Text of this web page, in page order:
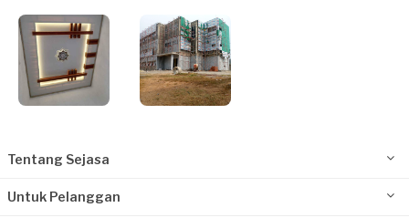
Tentang Sejasa
Untuk Pelanggan